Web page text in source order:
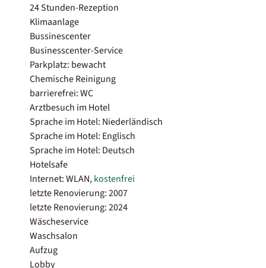
24 Stunden-Rezeption
Klimaanlage
Bussinescenter
Businesscenter-Service
Parkplatz: bewacht
Chemische Reinigung
barrierefrei: WC
Arztbesuch im Hotel
Sprache im Hotel: Niederländisch
Sprache im Hotel: Englisch
Sprache im Hotel: Deutsch
Hotelsafe
Internet: WLAN,kostenfrei
letzte Renovierung: 2007
letzte Renovierung: 2024
Wäscheservice
Waschsalon
Aufzug
Lobby